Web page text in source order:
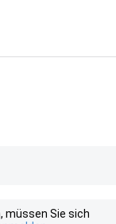
müssen Sie sich